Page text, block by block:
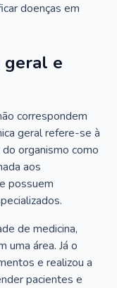
doenças em
geral e
correspondem
geral refere-se à
organismo como
aos
possuem
de medicina,
uma área. Já o
e realizou a
pacientes e